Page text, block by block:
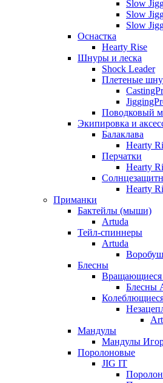
Slow
Slow
Slow
Оснастка
Hearty Rise
Шнуры и леска
Shock Leader
Плетеные
Поводковый
Экипировка и
Балаклава
Hearty
Перчатки
Hearty
Hearty
Приманки
Бактейлы (мыши)
Artuda
Тейл-спиннеры
Artuda
Блесны
Вращающиеся
Блесны
Мандулы
Мандулы
Поролоновые
JIG IT